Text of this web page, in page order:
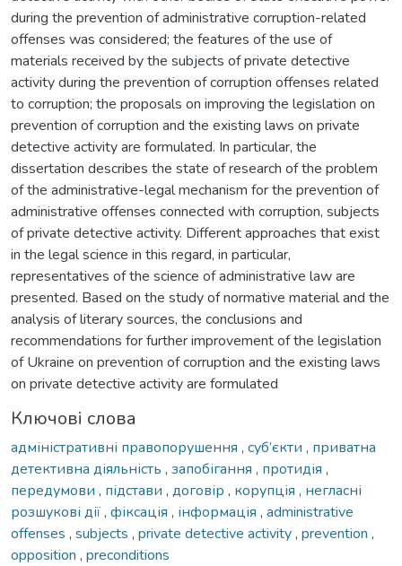
during the prevention of administrative corruption-related
offenses was considered; the features of the use of
materials received by the subjects of private detective
activity during the prevention of corruption offenses related
to corruption; the proposals on improving the legislation on
prevention of corruption and the existing laws on private
detective activity are formulated. In particular, the
dissertation describes the state of research of the problem
of the administrative-legal mechanism for the prevention of
administrative offenses connected with corruption, subjects
of private detective activity. Different approaches that exist
in the legal science in this regard, in particular,
representatives of the science of administrative law are
presented. Based on the study of normative material and the
analysis of literary sources, the conclusions and
recommendations for further improvement of the legislation
of Ukraine on prevention of corruption and the existing laws
on private detective activity are formulated
Ключові слова
адміністративні правопорушення , суб’єкти , приватна
детективна діяльність , запобігання , протидія ,
передумови , підстави , договір , корупція , негласні
розшукові дії, фіксація , інформація , administrative
offenses , subjects , private detective activity, prevention ,
opposition , preconditions